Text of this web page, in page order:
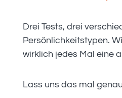
Drei Tests, drei
Persönlichkeitstypen.
wirklich jedes Mal eine
Lass uns das mal